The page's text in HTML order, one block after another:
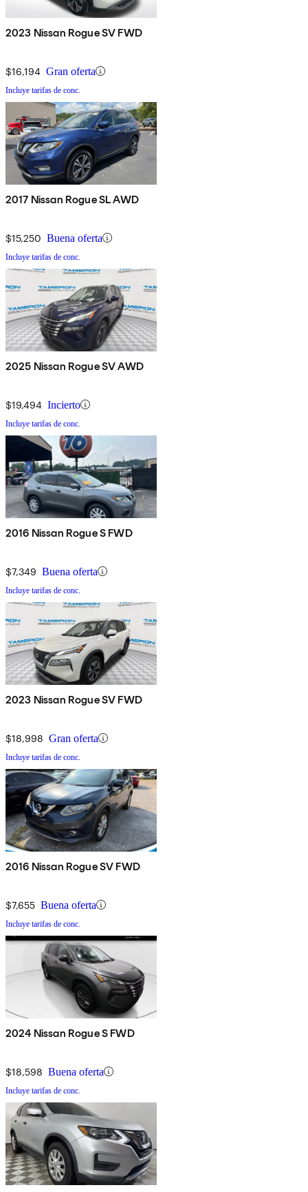
2023 Nissan Rogue SV FWD
$16,194 Gran oferta
Incluye tarifas de conc.
2017 Nissan Rogue SL AWD
$15,250 Buena oferta
Incluye tarifas de conc.
2025 Nissan Rogue SV AWD
$19,494 Incierto
Incluye tarifas de conc.
2016 Nissan Rogue S FWD
$7,349 Buena oferta
Incluye tarifas de conc.
2023 Nissan Rogue SV FWD
$18,998 Gran oferta
Incluye tarifas de conc.
2016 Nissan Rogue SV FWD
$7,655 Buena oferta
Incluye tarifas de conc.
2024 Nissan Rogue S FWD
$18,598 Buena oferta
Incluye tarifas de conc.